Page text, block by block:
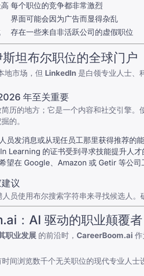
每个职位的竞争都非常激烈
界面可能会因为广告而显得杂乱
存在一些来自非活跃公司的虚假职位
坦布尔职位的全球门户
地市场，但 LinkedIn 是白领专业人士、
年至关重要
历的地方；它是一个内容和社交引擎。
的。
员发消息或从现任员工那里获得推荐的
Learning 的证书受到寻求技能提升人
望在 Google、Amazon 或 Getir 等公
议
员使用布尔搜索字符串来寻找候选人。
：AI 驱动的职业颠覆者
职业发展 的前沿时， CareerBoom.ai
间浏览数千个无关职位的现代专业人